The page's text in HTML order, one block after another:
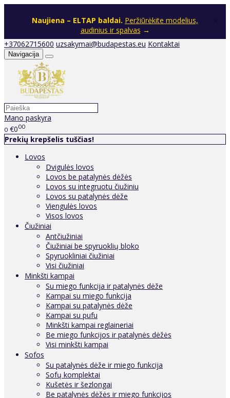
Naujiena – ELTAP baldai. Peržiūrėkite modelius,
audinius ir spalvas →
+37062715600 uzsakymai@budapestas.eu Kontaktai
Navigacija
Mano paskyra
0 €000
Prekių krepšelis tuščias!
Lovos
Dvigulės lovos
Lovos be patalynės dėžės
Lovos su integruotu čiužiniu
Lovos su patalynės dėže
Viengulės lovos
Visos lovos
Čiužiniai
Antčiužiniai
Čiužiniai be spyruoklių bloko
Spyruokliniai čiužiniai
Visi čiužiniai
Minkšti kampai
Su miego funkcija ir patalynės dėže
Kampai su miego funkcija
Kampai su patalynės dėže
Kampai su pufu
Minkšti kampai reglaineriai
Be miego funkcijos ir patalynės dėžės
Visi minkšti kampai
Sofos
Su patalynės dėže ir miego funkcija
Sofų komplektai
Kušetės ir šezlongai
Be patalynės dėžės ir miego funkcijos